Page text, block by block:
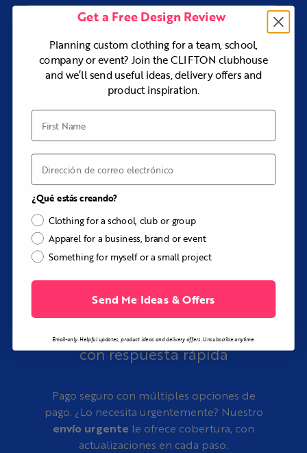
CREAR
tu ropa personalizada
Añade tus logotipos, elige tus colores y
dinos exactamente lo que quieres. Nos
encanta hacer realidad tu visión, sea cual
PEDIDO
con respuesta rápida
Pago seguro con múltiples opciones de
pago. ¿Lo necesita urgentemente? Nuestro
envío urgente le ofrece cobertura, con
actualizaciones en cada paso.
Get a Free Design Review
Planning custom clothing for a team, school,
company or event? Join the CLIFTON clubhouse
and we’ll send useful ideas, delivery offers and
product inspiration.
First Name
Correo electrónico
¿Qué estás creando?
Clothing for a school, club or group
Apparel for a business, brand or event
Something for myself or a small project
Send Me Ideas & Offers
Email-only. Helpful updates, product ideas and delivery offers. Unsubscribe anytime.